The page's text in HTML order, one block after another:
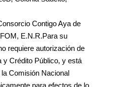
Contigo Aya de
E.N.R.Para su
requiere autorización de
y Crédito Público, y está
Comisión Nacional
para efectos de lo